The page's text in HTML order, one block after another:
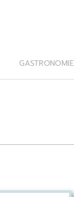
GASTRONOMIE